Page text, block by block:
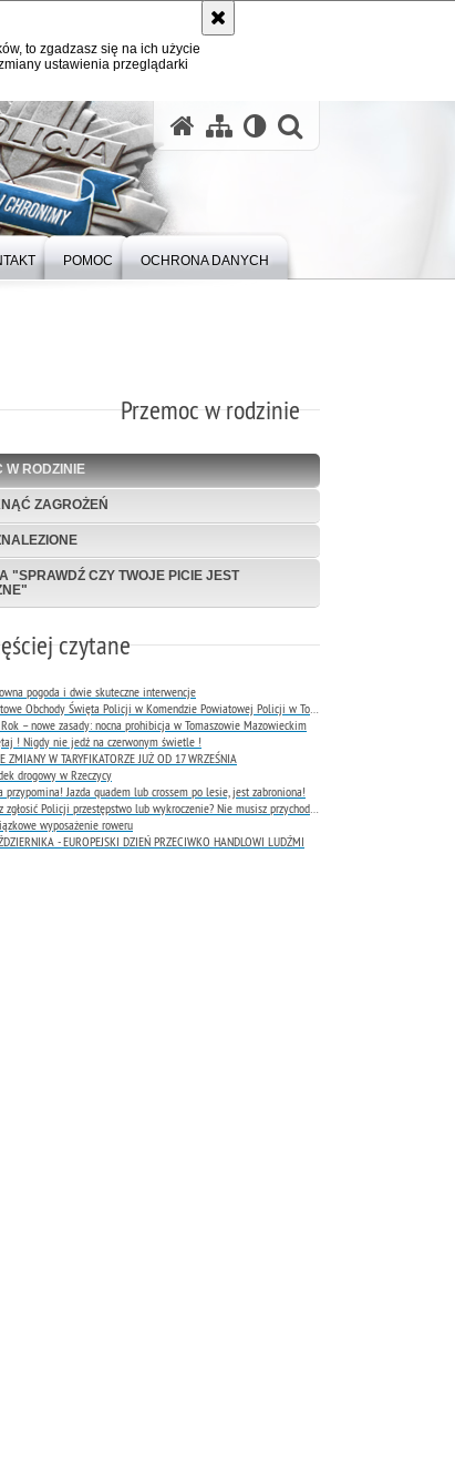
to zgadzasz się na ich użycie
ustawienia przeglądarki
POMOC OCHRONA DANYCH
Przemoc w rodzinie
W RODZINIE
ZAGROŻEŃ
"SPRAWDŹ CZY TWOJE PICIE JEST
czytane
pogoda i dwie skuteczne interwencje
Powiatowe Obchody Święta Policji w Komendzie Powiatowej Policji w Tomaszowie Mazowieckim
– nowe zasady: nocna prohibicja w Tomaszowie Mazowieckim
! Nigdy nie jedź na czerwonym świetle !
ZMIANY W TARYFIKATORZE JUŻ OD 17 WRZEŚNIA
drogowy w Rzeczycy
przypomina! Jazda quadem lub crossem po lesie, jest zabroniona!
Chcesz zgłosić Policji przestępstwo lub wykroczenie? Nie musisz przychodzić do komendy !
wyposażenie roweru
- EUROPEJSKI DZIEŃ PRZECIWKO HANDLOWI LUDŹMI